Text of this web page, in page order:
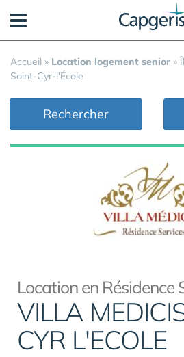
Accueil » Location logement senior »
Saint-Cyr-l'École
Rechercher
Location en Résidence
VILLA
CYR L'ECOLE